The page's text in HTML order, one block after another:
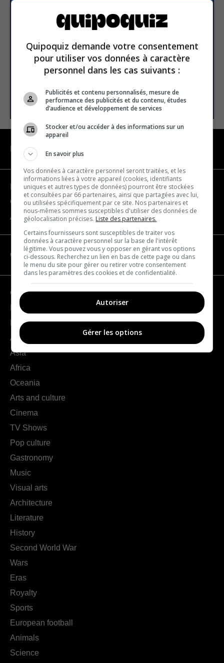
newsletter
Email address
SUBSCRIBE
NAVIGATION
Become a partner
Contact us
About us
CATEGORIES
Geography
France
Europe
Americas
Asia
Africa
Oceania
Arts and culture
Cinema
TV Shows
Pop culture
Gastronomy
Music
Visual arts
Architecture
Literature
History
Second World War
Wars
Eras
Royalty
Sports
European football
Animals
Science
Quipoquiz demande votre consentement
pour utiliser vos données à caractère
personnel dans les cas suivants :
Publicités et contenu personnalisés, mesure de
performance des publicités et du contenu, études
d’audience et développement de services
Stocker et/ou accéder à des informations sur un
appareil
En savoir plus
Vos données à caractère personnel seront traitées, et les
informations liées à votre appareil (cookies, identifiants
uniques et autres types de données) pourront être stockées
et consultées par 66 partenaires, ainsi que partagées avec lui,
ou utilisées spécifiquement par ce site. Nos partenaires et
nous-mêmes sommes susceptibles d'utiliser des données de
géolocalisation précises. Liste des partenaires.
Certains fournisseurs sont susceptibles de traiter vos
données à caractère personnel sur la base de l'intérêt
légitime. Vous pouvez vous y opposer en gérant vos options
ci-dessous. Recherchez un lien en bas de cette page ou dans
le menu du site pour gérer ou retirer votre consentement
dans les paramètres des cookies et de confidentialité.
Autoriser
Gérer les options